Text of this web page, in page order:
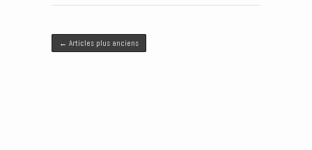
Post navigation
← Articles plus anciens